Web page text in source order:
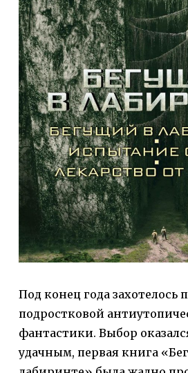
Под конец года захотелось
подростковой
фантастики. Выбор
удачным, первая книга